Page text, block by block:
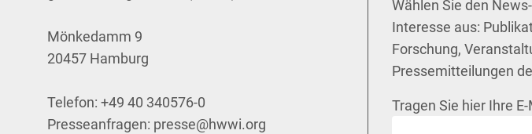
Mönkedamm 9
20457 Hamburg
Telefon: +49 40 340576-0
Presseanfragen: presse@hwwi.org
Wählen Sie den
Interesse aus:
Forschung,
Pressemitteilungen
Tragen Sie hier Ihre